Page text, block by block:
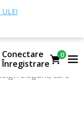
ULEI
Conectare
Înregistrare
0
alimentare
elegant, care